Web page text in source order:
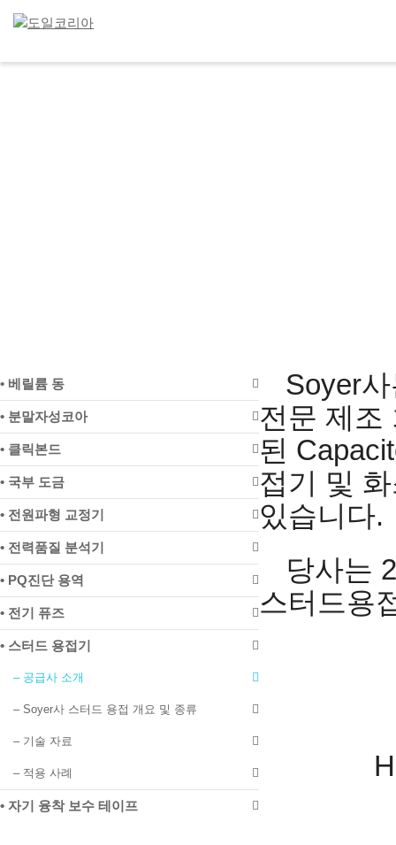
• 베릴륨 동
• 분말자성코아
• 클릭본드
• 국부 도금
• 전원파형 교정기
• 전력품질 분석기
• PQ진단 용역
• 전기 퓨즈
• 스터드 용접기
– 공급사 소개
– Soyer사 스터드 용접 개요 및 종류
– 기술 자료
– 적용 사례
• 자기 융착 보수 테이프
Soyer
전문 제조
된
접기 및
있습니다.
당사는
스터드용